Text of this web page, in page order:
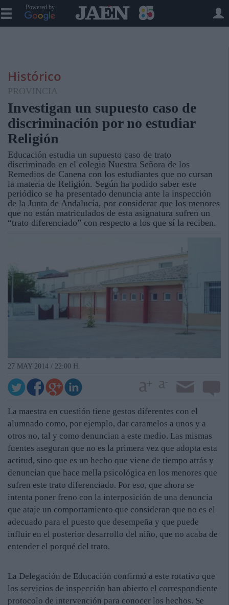
Powered by
Histórico
PROVINCIA
Investigan un supuesto caso de
discriminación por no estudiar
Religión
Educación estudia un supuesto caso de trato
discriminado en el colegio Nuestra Señora de los
Remedios de Canena con los estudiantes que no cursan
la materia de Religión. Según ha podido saber este
periódico se ha presentado denuncia ante la inspección
de la Junta de Andalucía, por considerar que los menores
que no están matriculados de esta asignatura sufren un
“trato diferenciado” con respecto a los que sí la reciben.
27 MAY 2014 / 22:00 H.
La maestra en cuestión tiene gestos diferentes con el
alumnado como, por ejemplo, dar caramelos a unos y a
otros no, tal y como denuncian a este medio. Las mismas
fuentes aseguran que no es la primera vez que adopta esta
actitud, sino que es un hecho que viene de tiempo atrás y
denuncian que hace mella psicológica en los menores que
sufren este trato diferenciado. Por eso, que ahora se
intenta poner freno con la interposición de una denuncia
que ataje un comportamiento que consideran que no es el
adecuado para el puesto que desempeña y que puede
influir en el posterior desarrollo del niño, que no acaba de
entender el porqué del trato.
La Delegación de Educación confirmó a este rotativo que
los servicios de inspección han abierto el correspondiente
protocolo de intervención para conocer los hechos. Se